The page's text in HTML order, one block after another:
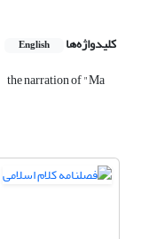
کلیدواژه‌ها English
the narration of "Ma